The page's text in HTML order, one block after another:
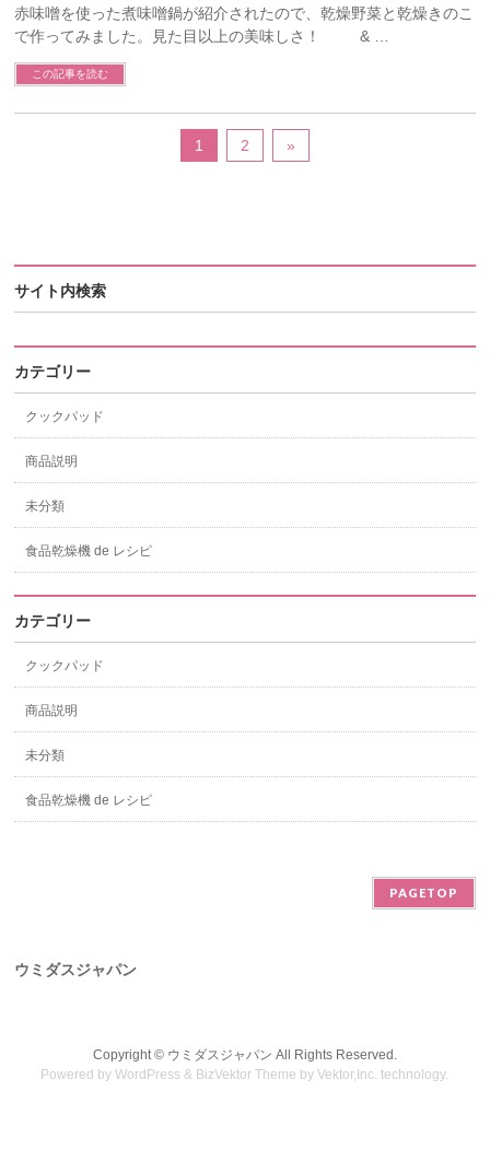
赤味噌を使った煮味噌鍋が紹介されたので、乾燥野菜と乾燥きのこ
で作ってみました。見た目以上の美味しさ！ & …
この記事を読む
1 2 »
サイト内検索
カテゴリー
クックパッド
商品説明
未分類
食品乾燥機 de レシピ
カテゴリー
クックパッド
商品説明
未分類
食品乾燥機 de レシピ
PAGETOP
ウミダスジャパン
Copyright © ウミダスジャパン All Rights Reserved.
Powered byWordPress & BizVektor Theme byVektor,Inc. technology.